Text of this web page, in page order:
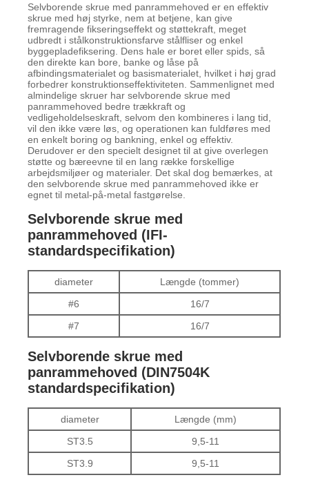
Selvborende skrue med panrammehoved er en effektiv
skrue med høj styrke, nem at betjene, kan give
fremragende fikseringseffekt og støttekraft, meget
udbredt i stålkonstruktionsfarve stålfliser og enkel
byggepladefiksering. Dens hale er boret eller spids, så
den direkte kan bore, banke og låse på
afbindingsmaterialet og basismaterialet, hvilket i høj grad
forbedrer konstruktionseffektiviteten. Sammenlignet med
almindelige skruer har selvborende skrue med
panrammehoved bedre trækkraft og
vedligeholdelseskraft, selvom den kombineres i lang tid,
vil den ikke være løs, og operationen kan fuldføres med
en enkelt boring og bankning, enkel og effektiv.
Derudover er den specielt designet til at give overlegen
støtte og bæreevne til en lang række forskellige
arbejdsmiljøer og materialer. Det skal dog bemærkes, at
den selvborende skrue med panrammehoved ikke er
egnet til metal-på-metal fastgørelse.
Selvborende skrue med
panrammehoved (IFI-
standardspecifikation)
diameter
Længde (tommer)
#6
16/7
#7
16/7
Selvborende skrue med
panrammehoved (DIN7504K
standardspecifikation)
diameter
Længde (mm)
ST3.5
9,5-11
ST3.9
9,5-11